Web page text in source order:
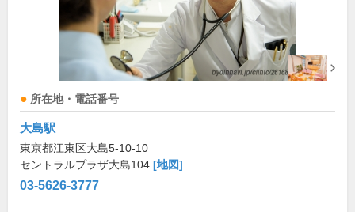
所在地・電話番号
大島駅
東京都江東区大島5-10-10
セントラルプラザ大島104 [地図]
03-5626-3777